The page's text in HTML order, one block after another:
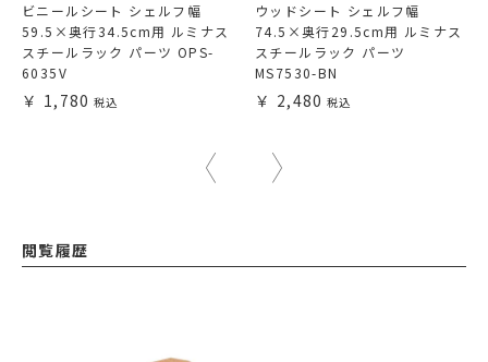
ビニールシート シェルフ幅
59.5×奥行34.5cm用 ルミナス
スチールラック パーツ OPS-
6035V
1,780
ウッドシート シェルフ幅
74.5×奥行29.5cm用 ルミナス
スチールラック パーツ
MS7530-BN
2,480
閲覧履歴